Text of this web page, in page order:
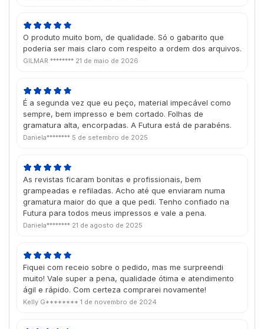
O produto muito bom, de qualidade. Só o gabarito que
poderia ser mais claro com respeito a ordem dos arquivos.
GILMAR ******** 21 de maio de 2026
É a segunda vez que eu peço, material impecável como
sempre, bem impresso e bem cortado. Folhas de
gramatura alta, encorpadas. A Futura está de parabéns.
Daniela******** 5 de setembro de 2025
As revistas ficaram bonitas e profissionais, bem
grampeadas e refiladas. Acho até que enviaram numa
gramatura maior do que a que pedi. Tenho confiado na
Futura para todos meus impressos e vale a pena.
Daniela******** 21 de agosto de 2025
Fiquei com receio sobre o pedido, mas me surpreendi
muito! Vale super a pena, qualidade ótima e atendimento
ágil e rápido. Com certeza comprarei novamente!
Kelly G******** 1 de novembro de 2024